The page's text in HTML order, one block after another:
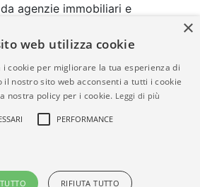
agenzie immobiliari e
o l'avallo da parte di
quest'ultima. immobiliare-italia.it
della veridicità, della
della normativa in
o di alcun altro aspetto dei
2026
Powered by
×
web utilizza cookie
cookie per migliorare la tua esperienza di
il nostro sito web acconsenti a tutti i cookie
nostra policy per i cookie. Leggi di più
PERFORMANCE
RIFIUTA TUTTO